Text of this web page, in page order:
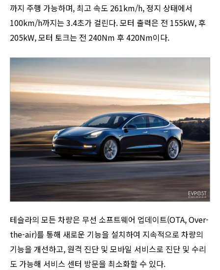
까지 주행 가능하며, 최고 속도 261km/h, 정지 상태에서
100km/h까지는 3.4초가 걸린다. 모터 출력은 전 155kW, 후
205kW, 모터 토크는 전 240Nm 후 420Nm이다.
테슬라의 모든 차량은 무선 소프트웨어 업데이트(OTA, Over-
the-air)를 통해 새로운 기능을 설치하여 지속적으로 차량의
기능을 개선하고, 원격 진단 및 모바일 서비스로 진단 및 수리
도 가능해 서비스 센터 방문을 최소화할 수 있다.